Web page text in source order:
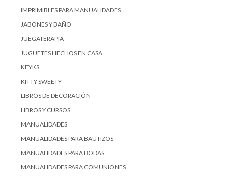
IMPRIMIBLES PARA MANUALIDADES
JABONES Y BAÑO
JUEGATERAPIA
JUGUETES HECHOS EN CASA
KEYKS
KITTY SWEETY
LIBROS DE DECORACIÓN
LIBROS Y CURSOS
MANUALIDADES
MANUALIDADES PARA BAUTIZOS
MANUALIDADES PARA BODAS
MANUALIDADES PARA COMUNIONES